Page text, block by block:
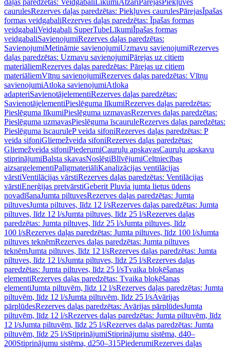
daļas paredzētas: Veidgabali LīkumiAtzari PārejasPiekļuves
caurulesRezerves daļas paredzētas: Piekļuves caurulesPārejasĪpašas
formas veidgabaliRezerves daļas paredzētas: Īpašas formas
veidgabaliVeidgabali SuperTubeLīkumiĪpašas formas
veidgabaliSavienojumiRezerves daļas paredzētas:
SavienojumiMetināmie savienojumiUzmavu savienojumiRezerves
daļas paredzētas: Uzmavu savienojumiPārejas uz citiem
materiāliemRezerves daļas paredzētas: Pārejas uz citiem
materiāliemVītņu savienojumiRezerves daļas paredzētas: Vītņu
savienojumiAtloka savienojumiAtloka
adapteriSavienotājelementiRezerves daļas paredzētas:
SavienotājelementiPieslēguma līkumiRezerves daļas paredzētas:
Pieslēguma līkumiPieslēguma uzmavasRezerves daļas paredzētas:
Pieslēguma uzmavasPieslēguma īscauruleRezerves daļas paredzētas:
Pieslēguma īscauruleP veida sifoniRezerves daļas paredzētas: P
veida sifoniGliemežveida sifoniRezerves daļas paredzētas:
Gliemežveida sifoniPiederumiCauruļu apskavasCauruļu apskavu
stiprinājumiBalsta skavasNoslēgiBlīvējumiCeltniecības
aizsargelementiPalīgmateriāliKanalizācijas ventilācijas
vārstiVentilācijas vārstiRezerves daļas paredzētas: Ventilācijas
vārstiEnerģijas pretvārstiGeberit Pluvia jumta lietus ūdens
novadīšanaJumta piltuvesRezerves daļas paredzētas: Jumta
piltuvesJumta piltuves, līdz 12 l/sRezerves daļas paredzētas: Jumta
piltuves, līdz 12 l/sJumta piltuves, līdz 25 l/sRezerves daļas
paredzētas: Jumta piltuves, līdz 25 l/sJumta piltuves, līdz
100 l/sRezerves daļas paredzētas: Jumta piltuves, līdz 100 l/sJumta
piltuves teknēmRezerves daļas paredzētas: Jumta piltuves
teknēmJumta piltuves, līdz 12 l/sRezerves daļas paredzētas: Jumta
piltuves, līdz 12 l/sJumta piltuves, līdz 25 l/sRezerves daļas
paredzētas: Jumta piltuves, līdz 25 l/sTvaika bloķēšanas
elementiRezerves daļas paredzētas: Tvaika bloķēšanas
elementiJumta piltuvēm, līdz 12 l/sRezerves daļas paredzētas: Jumta
piltuvēm, līdz 12 l/sJumta piltuvēm, līdz 25 l/sAvārijas
pārplūdesRezerves daļas paredzētas: Avārijas pārplūdesJumta
piltuvēm, līdz 12 l/sRezerves daļas paredzētas: Jumta piltuvēm, līdz
12 l/sJumta piltuvēm, līdz 25 l/sRezerves daļas paredzētas: Jumta
piltuvēm, līdz 25 l/sStiprinājumiStiprinājumu sistēma, d40–
200Stiprinājumu sistēma, d250–315PiederumiRezerves daļas